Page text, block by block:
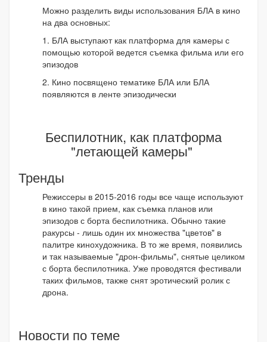
Можно разделить виды использования БЛА в кино
на два основных:
1. БЛА выступают как платформа для камеры с
помощью которой ведется съемка фильма или его
эпизодов
2. Кино посвящено тематике БЛА или БЛА
появляются в ленте эпизодически
Беспилотник, как платформа
"летающей камеры"
Тренды
Режиссеры в 2015-2016 годы все чаще используют
в кино такой прием, как съемка планов или
эпизодов с борта беспилотника. Обычно такие
ракурсы - лишь один их множества "цветов" в
палитре кинохудожника. В то же время, появились
и так называемые "дрон-фильмы", снятые целиком
с борта беспилотника. Уже проводятся фестивали
таких фильмов, также снят эротический ролик с
дрона.
Новости по теме